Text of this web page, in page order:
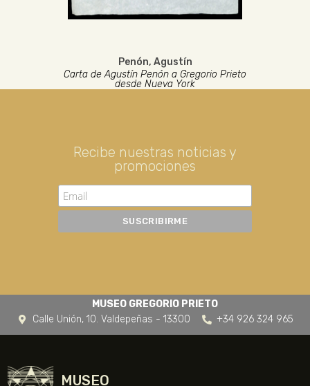
Penón, Agustín
Carta de Agustín Penón a Gregorio Prieto
desde Nueva York
Recibe nuestras noticias y
promociones
MUSEO GREGORIO PRIETO
Calle Unión, 10. Valdepeñas - 13300
+34 926 324 965
MUSEO